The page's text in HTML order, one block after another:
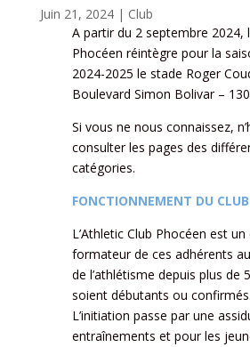
Juin 21, 2024| Club
A partir du 2 septembre 2024,
Phocéen réintègre pour la
2024-2025 le stade Roger
Boulevard Simon Bolivar –
Si vous ne nous connaissez,
consulter les pages des
catégories.
FONCTIONNEMENT DU CLUB
L’Athletic Club Phocéen est un
formateur de ces adhérents
de l’athlétisme depuis plus de
soient débutants ou confirmés.
L’initiation passe par une
entraînements et pour les